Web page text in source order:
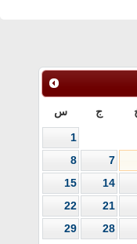
ج س
1
7
8
14
15
21
22
28
29